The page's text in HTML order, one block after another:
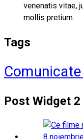
venenatis vitae,
mollis pretium.
Tags
Post Widget 2